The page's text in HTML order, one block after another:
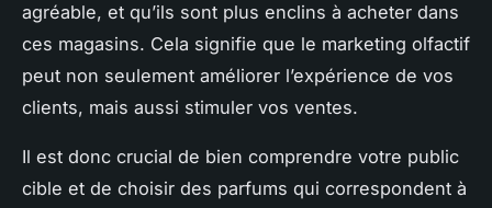
agréable, et qu’ils sont plus enclins à acheter dans
ces magasins. Cela signifie que le marketing olfactif
peut non seulement améliorer l’expérience de vos
clients, mais aussi stimuler vos ventes.
Il est donc crucial de bien comprendre votre public
cible et de choisir des parfums qui correspondent à